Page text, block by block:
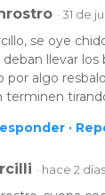
· 31 de
se oye
llevar los
por algo
terminen
·
· hace 2 días